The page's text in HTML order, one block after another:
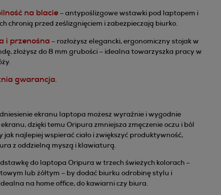
na blacie– antypoślizgowe wstawki pod laptopem i
chronią przed ześlizgnięciem i zabezpieczają biurko.
i przenośna – rozłożysz elegancki, ergonomiczny stojak w
złożysz do 8 mm grubości – idealna towarzyszka pracy w
gwarancja
ekranu laptopa możesz wyraźnie i wygodnie
dzięki temu Oripura zmniejsza zmęczenie oczu i ból
jak najlepiej wspierać ciało i zwiększyć produktywność,
z oddzielną myszą i klawiaturą.
do laptopa Oripura w trzech świeżych kolorach –
lub żółtym – by dodać biurku odrobinę stylu i
na home office, do kawiarni czy biura.